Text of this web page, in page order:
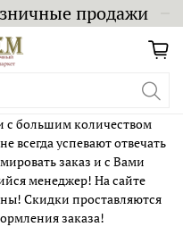
продажи
с большим количеством
всегда успевают отвечать
заказ и с Вами
менеджер! На сайте
Скидки проставляются
заказа!